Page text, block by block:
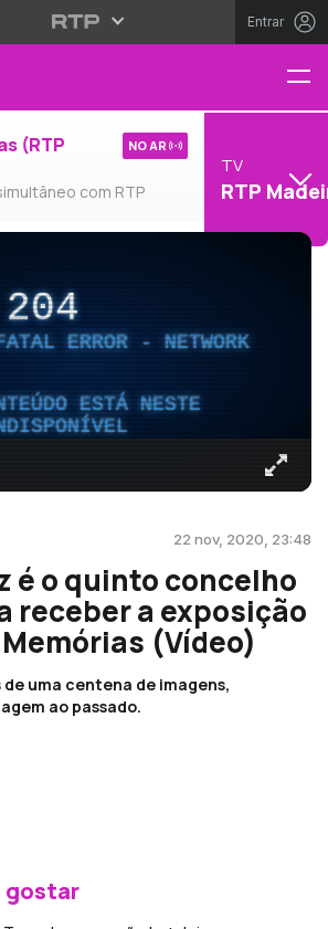
Entrar
(RTP
com RTP
NO AR
TV
RTP
204
ERROR - NETWORK
ESTÁ NESTE
22 nov, 2020, 23:48
é o quinto concelho
receber a exposição
(Vídeo)
uma centena de imagens,
ao passado.
gostar